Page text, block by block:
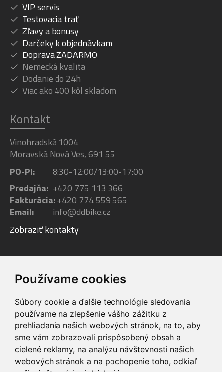
Používame cookies
Súbory cookie a ďalšie technológie sledovania
používame na zlepšenie vášho zážitku z
prehliadania našich webových stránok, na to, aby
sme vám zobrazovali prispôsobený obsah a
cielené reklamy, na analýzu návštevnosti našich
webových stránok a na pochopenie toho, odkiaľ
VIP servis
Testovacia trať
Zľavy a bonusy
Darčeky k objednávkam
Doprava ZADARMO
Nemecká kvalita
Dodanie do 24h
Viac ako 400 kôl skladom
Kontakt
Vinohradská 1004
Moravská Nová Ves, 691 55
PO-PI:
8:30-12:00/13:00-17:00
Predajňa: +420 775 113 366
Fakturácia:+420 774 559 565
Email:
info@ddbike.cz
Zobraziť kontakty
Facebook Instagram
VIP servis
na zakúpené
elektrobicykle
Testovacia trať
možnosť vyskúšať si
elektrobicykle